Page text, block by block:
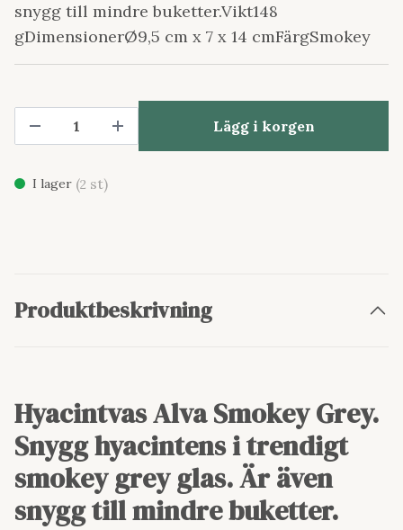
snygg till mindre buketter.Vikt148
gDimensionerØ9,5 cm x 7 x 14 cmFärgSmokey
Lägg i korgen
I lager (2 st)
Produktbeskrivning
Hyacintvas Alva Smokey Grey.
Snygg hyacintens i trendigt
smokey grey glas. Är även
snygg till mindre buketter.